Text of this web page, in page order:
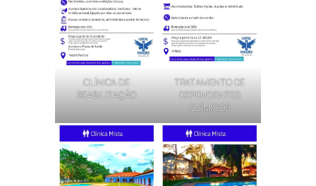
CLÍNICA DE
REABILITAÇÃO
TRATAMENTO DE
DEPENDENTES
QUÍMICOS